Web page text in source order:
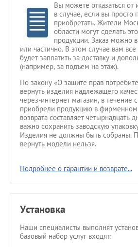
Вы можете отказаться от
в случае, если вы просто
приобретать. Жители
области могут сделать
продукции. Заказ можно
или частично. В этом случае вам
будет заплатить за доставку и
(например, за подъем на этаж).
По закону «О защите прав
вернуть изделия надлежащего
через-интернет магазин, в течение
приобрели продукцию в фирменном
возврата составляет четырнадцать
важно сохранить заводскую
Изделия не должны быть собраны.
вернуть модели нельзя.
Подробнее о гарантии и возврате...
Установка
Наши специалисты выполнят
базовый набор услуг входят: